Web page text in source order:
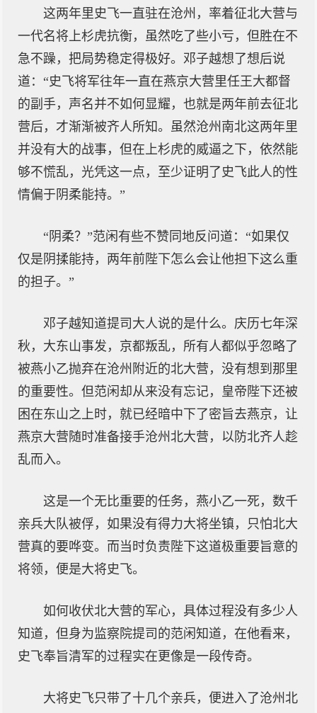
这两年里史飞一直驻在沧州，率着征北大营与
一代名将上杉虎抗衡，虽然吃了些小亏，但胜在不
急不躁，把局势稳定得极好。邓子越想了想后说
道：“史飞将军往年一直在燕京大营里任王大都督
的副手，声名并不如何显耀，也就是两年前去征北
营后，才渐渐被齐人所知。虽然沧州南北这两年里
并没有大的战事，但在上杉虎的威逼之下，依然能
够不慌乱，光凭这一点，至少证明了史飞此人的性
情偏于阴柔能持。”
“阴柔？”范闲有些不赞同地反问道：“如果仅
仅是阴揉能持，两年前陛下怎么会让他担下这么重
的担子。”
邓子越知道提司大人说的是什么。庆历七年深
秋，大东山事发，京都叛乱，所有人都似乎忽略了
被燕小乙抛弃在沧州附近的北大营，没有想到那里
的重要性。但范闲却从来没有忘记，皇帝陛下还被
困在东山之上时，就已经暗中下了密旨去燕京，让
燕京大营随时准备接手沧州北大营，以防北齐人趁
乱而入。
这是一个无比重要的任务，燕小乙一死，数千
亲兵大队被俘，如果没有得力大将坐镇，只怕北大
营真的要哗变。而当时负责陛下这道极重要旨意的
将领，便是大将史飞。
如何收伏北大营的军心，具体过程没有多少人
知道，但身为监察院提司的范闲知道，在他看来，
史飞奉旨清军的过程实在更像是一段传奇。
大将史飞只带了十几个亲兵，便进入了沧州北